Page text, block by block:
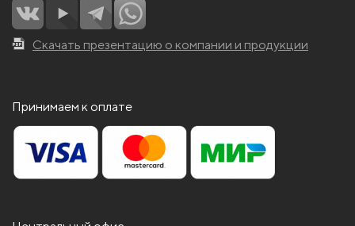
Скачать презентацию о компании и продукции
Принимаем к оплате